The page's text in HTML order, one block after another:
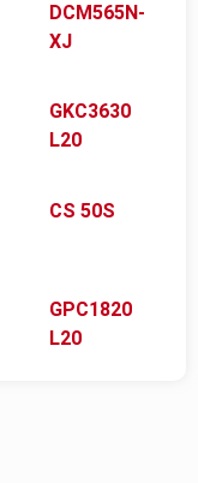
DCM565N-
XJ
GKC3630
L20
CS 50S
GPC1820
L20